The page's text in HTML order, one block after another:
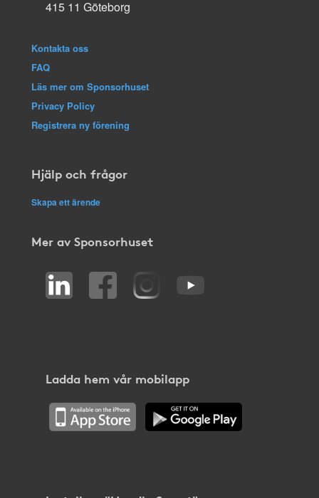
415 11 Göteborg
Kontakta oss
FAQ
Läs mer om Sponsorhuset
Privacy Policy
Registrera ny förening
Hjälp och frågor
Skapa ett ärende
Mer av Sponsorhuset
Ladda hem vår mobilapp